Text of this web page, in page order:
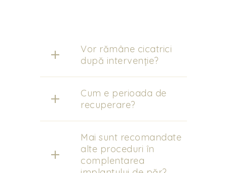
Vor rămâne cicatrici
după intervenție?
Cum e perioada de
recuperare?
Mai sunt recomandate
alte proceduri în
complentarea